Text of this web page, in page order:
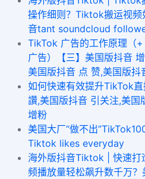
操作细则？Tiktok搬运视
音tant soundcloud
TikTok 广告的工作原理（
广告）【三】美国版抖音
美国版抖音 点 赞,美国版抖
如何快速有效提升TikTok
讚,美国版抖音 引关注,美国
增粉
美国大厂“做不出
Tiktok likes everyday
海外版抖音Tiktok | 快速
频播放量轻松飙升数千万